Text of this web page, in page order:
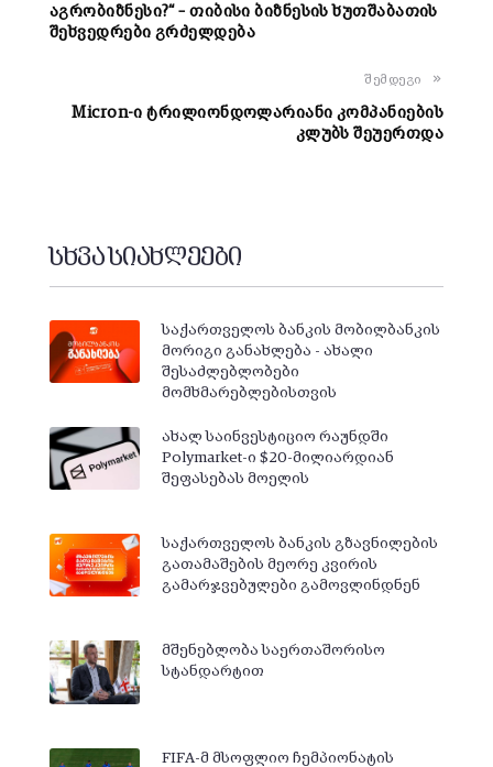
აგრობიზნესი?“ – თიბისი ბიზნესის ხუთშაბათის
შეხვედრები გრძელდება
შემდეგი
Micron-ი ტრილიონდოლარიანი კომპანიების
კლუბს შეუერთდა
სხვა სიახლეები
საქართველოს ბანკის მობილბანკის
მორიგი განახლება - ახალი
შესაძლებლობები
მომხმარებლებისთვის
ახალ საინვესტიციო რაუნდში
Polymarket-ი $20-მილიარდიან
შეფასებას მოელის
საქართველოს ბანკის გზავნილების
გათამაშების მეორე კვირის
გამარჯვებულები გამოვლინდნენ
მშენებლობა საერთაშორისო
სტანდარტით
FIFA-მ მსოფლიო ჩემპიონატის